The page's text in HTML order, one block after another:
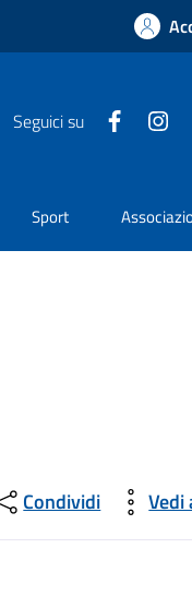
Seguici su Facebook
Sport
Condividi Vedi